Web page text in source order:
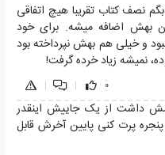
نصف کتاب تقریبا هیچ اتفاقی
بهش اضافه میشه. برای خود
و خیلی هم بهش نپرداخته بود
نمیشه زیاد خرده گرفت!
0
|
|
داشت از یک جاییش اینقدر
پرت کنی پایین آخرش قابل